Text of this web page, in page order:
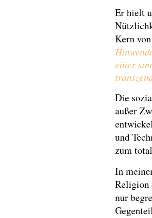
Er hielt
Kern
einer
Die
außer
und
zum
In
Religion
nur